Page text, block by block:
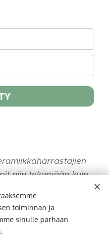
niin tekemään kuin
valmistuu
keramiikkaa
toiminnan ja
sinulle parhaan